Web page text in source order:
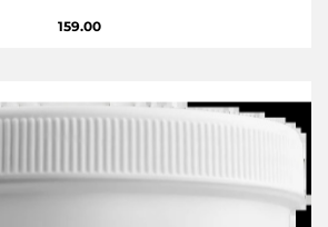
159.00